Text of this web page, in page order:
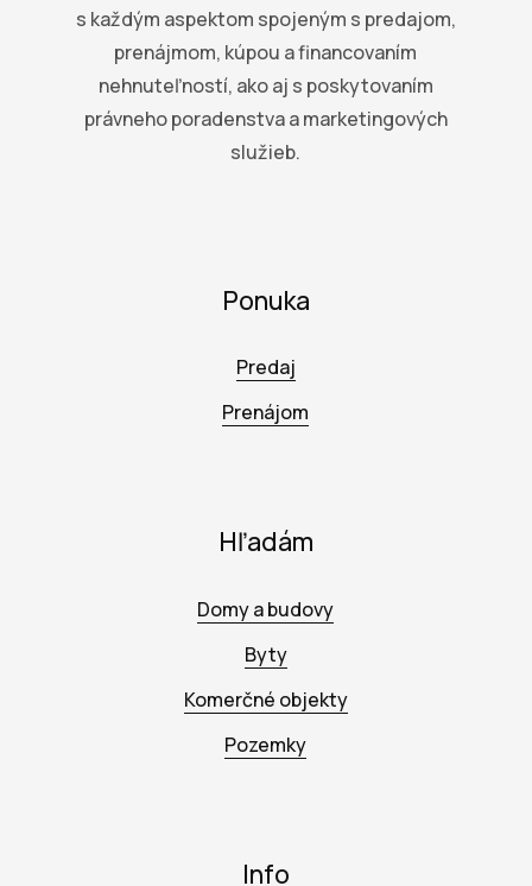
s každým aspektom spojeným s predajom,
prenájmom, kúpou a financovaním
nehnuteľností, ako aj s poskytovaním
právneho poradenstva a marketingových
služieb.
Ponuka
Predaj
Prenájom
Hľadám
Domy a budovy
Byty
Komerčné objekty
Pozemky
Info